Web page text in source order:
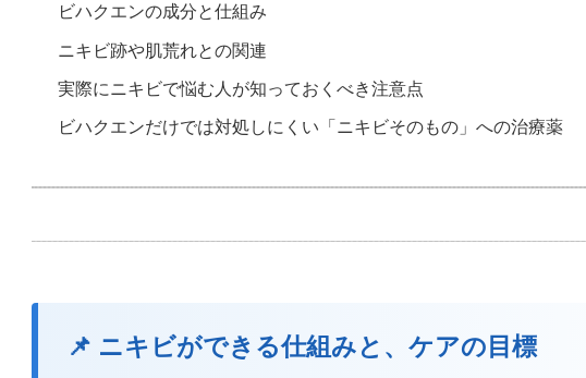
ビハクエンの成分と仕組み
ニキビ跡や肌荒れとの関連
実際にニキビで悩む人が知っておくべき注意点
ビハクエンだけでは対処しにくい「ニキビそのもの」への治療薬
📌 ニキビができる仕組みと、ケアの目標